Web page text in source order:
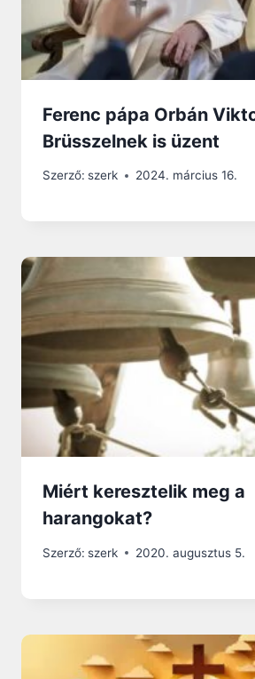
Ferenc pápa Orbán
Brüsszelnek is üzent
Szerző: szerk 2024. március 16.
Miért keresztelik meg a
harangokat?
Szerző: szerk 2020. augusztus 5.